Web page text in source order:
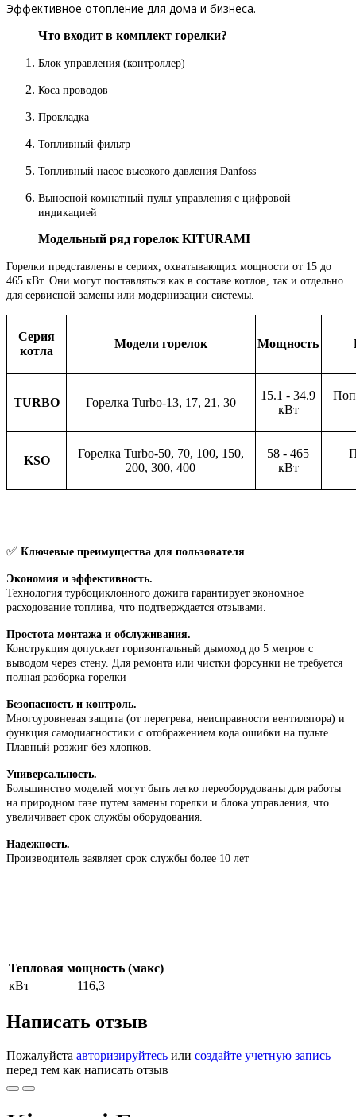
Эффективное отопление для дома и бизнеса.
Что входит в комплект горелки?
Блок управления (контроллер)
Коса проводов
Прокладка
Топливный фильтр
Топливный насос высокого давления Danfoss
Выносной комнатный пульт управления с цифровой
индикацией
Модельный ряд горелок KITURAMI
Горелки представлены в сериях, охватывающих мощности от 15 до
465 кВт. Они могут поставляться как в составе котлов, так и отдельно
для сервисной замены или модернизации системы.
Серия
котла
Модели горелок Мощность
TURBO Горелка Turbo-13, 17, 21, 30
15.1 - 34.9
кВт
KSO
Горелка Turbo-50, 70, 100, 150,
200, 300, 400
58 - 465
кВт
✅ Ключевые преимущества для пользователя
Экономия и эффективность.
Технология турбоциклонного дожига гарантирует экономное
расходование топлива, что подтверждается отзывами.
Простота монтажа и обслуживания.
Конструкция допускает горизонтальный дымоход до 5 метров с
выводом через стену. Для ремонта или чистки форсунки не требуется
полная разборка горелки
Безопасность и контроль.
Многоуровневая защита (от перегрева, неисправности вентилятора) и
функция самодиагностики с отображением кода ошибки на пульте.
Плавный розжиг без хлопков.
Универсальность.
Большинство моделей могут быть легко переоборудованы для работы
на природном газе путем замены горелки и блока управления, что
увеличивает срок службы оборудования.
Надежность.
Производитель заявляет срок службы более 10 лет
Тепловая мощность (макс)
кВт
116,3
Написать отзыв
Пожалуйста авторизируйтесь или создайте учетную запись
перед тем как написать отзыв